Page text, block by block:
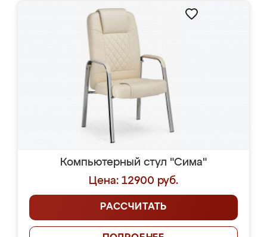
Компьютерный стул "Сима"
Цена: 12900 руб.
РАССЧИТАТЬ